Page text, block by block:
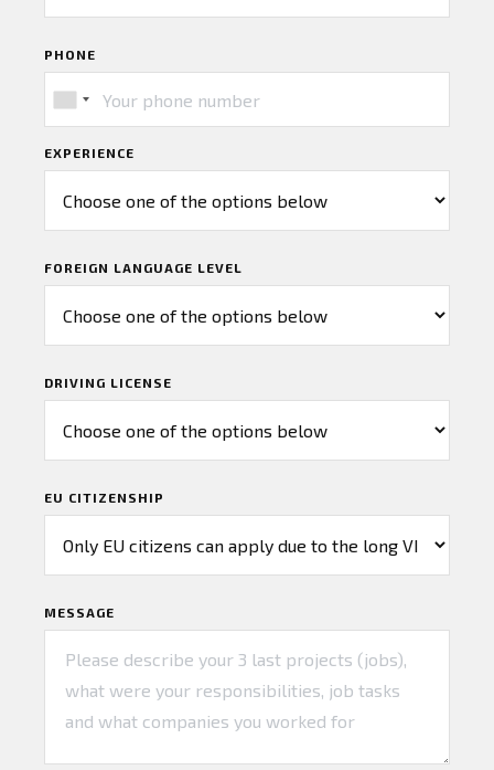
PHONE
EXPERIENCE
FOREIGN LANGUAGE LEVEL
DRIVING LICENSE
EU CITIZENSHIP
MESSAGE